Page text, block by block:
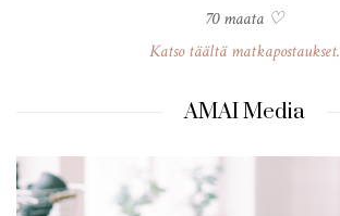
70 maata ♡
Katso täältä matkapostaukset.
AMAI Media